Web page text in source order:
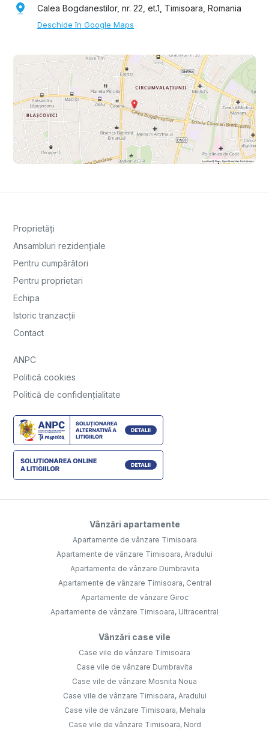
Calea Bogdanestilor, nr. 22, et.1, Timisoara, Romania
Deschide în Google Maps
Proprietăți
Ansambluri rezidențiale
Pentru cumpărători
Pentru proprietari
Echipa
Istoric tranzacții
Contact
ANPC
Politică cookies
Politică de confidențialitate
Vânzări apartamente
Apartamente de vânzare Timisoara
Apartamente de vânzare Timisoara, Aradului
Apartamente de vânzare Dumbravita
Apartamente de vânzare Timisoara, Central
Apartamente de vânzare Giroc
Apartamente de vânzare Timisoara, Ultracentral
Vânzări case vile
Case vile de vânzare Timisoara
Case vile de vânzare Dumbravita
Case vile de vânzare Mosnita Noua
Case vile de vânzare Timisoara, Aradului
Case vile de vânzare Timisoara, Mehala
Case vile de vânzare Timisoara, Nord